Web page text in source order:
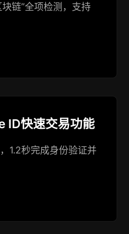
链”全项检测，支持
ID快速交易功能
1.2秒完成身份验证并